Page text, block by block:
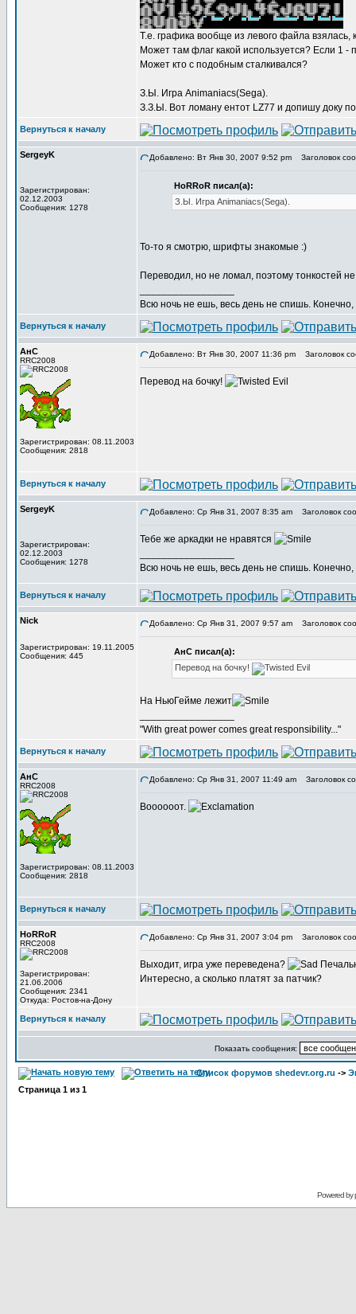
Т.е. графика вообще из левого файла
Может там флаг какой используется? Если 1 -
Может кто с подобным сталкивался?
З.Ы. Игра Animaniacs(Sega).
З.З.Ы. Вот ломану ентот LZ77 и допишу доку
Вернуться к началу
SergeyK
Зарегистрирован:
02.12.2003
Сообщения: 1278
Добавлено: Вт Янв 30, 2007 9:52 pm Заголовок
HoRRoR писал(а):
З.Ы. Игра Animaniacs(Sega).
То-то я смотрю, шрифты знакомые :)
Переводил, но не ломал, поэтому тонкостей
Всю ночь не ешь, весь день не спишь. Конечно,
Вернуться к началу
АнС
RRC2008
Зарегистрирован: 08.11.2003
Сообщения: 2818
Добавлено: Вт Янв 30, 2007 11:36 pm Заголовок
Перевод на бочку!
Вернуться к началу
SergeyK
Зарегистрирован:
02.12.2003
Сообщения: 1278
Добавлено: Ср Янв 31, 2007 8:35 am Заголовок
Тебе же аркадки не нравятся
Всю ночь не ешь, весь день не спишь. Конечно,
Вернуться к началу
Nick
Зарегистрирован: 19.11.2005
Сообщения: 445
Добавлено: Ср Янв 31, 2007 9:57 am Заголовок
АнС писал(а):
Перевод на бочку!
На НьюГейме лежит
"With great power comes great responsibility..."
Вернуться к началу
АнС
RRC2008
Зарегистрирован: 08.11.2003
Сообщения: 2818
Добавлено: Ср Янв 31, 2007 11:49 am Заголовок
Воооооот.
Вернуться к началу
HoRRoR
RRC2008
Зарегистрирован:
21.06.2006
Сообщения: 2341
Откуда: Ростов-на-Дону
Добавлено: Ср Янв 31, 2007 3:04 pm Заголовок
Выходит, игра уже переведена?
Интересно, а сколько платят за патчик?
Вернуться к началу
Показать сообщения:
Список форумов shedevr.org.ru ->
Страница 1 из 1
Powered by